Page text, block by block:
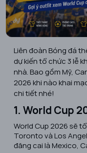
Liên đoàn Bóng đá
dự kiến tổ chức 3 lễ
nhà. Bao gồm Mỹ,
2026 khi nào khai
chi tiết nhé!
1. World Cup
World Cup 2026 sẽ
Toronto và Los
đăng cai là Mexico,